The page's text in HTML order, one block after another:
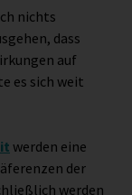
nichts
dass
auf
es sich weit
werden eine
der
werden